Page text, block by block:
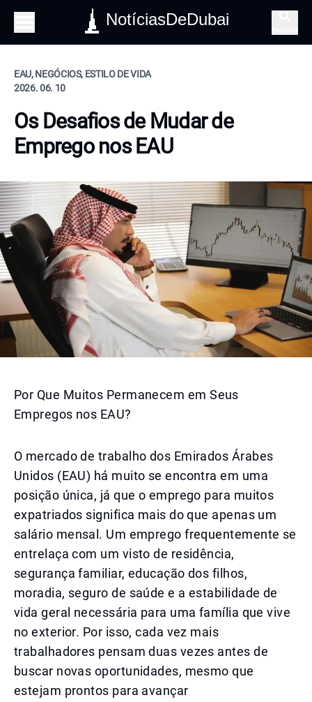
NotíciasDeDubai
EAU, NEGÓCIOS, ESTILO DE VIDA
2026. 06. 10
Os Desafios de Mudar de
Emprego nos EAU
Por Que Muitos Permanecem em Seus
Empregos nos EAU?
O mercado de trabalho dos Emirados Árabes
Unidos (EAU) há muito se encontra em uma
posição única, já que o emprego para muitos
expatriados significa mais do que apenas um
salário mensal. Um emprego frequentemente se
entrelaça com um visto de residência,
segurança familiar, educação dos filhos,
moradia, seguro de saúde e a estabilidade de
vida geral necessária para uma família que vive
no exterior. Por isso, cada vez mais
trabalhadores pensam duas vezes antes de
buscar novas oportunidades, mesmo que
estejam prontos para avançar